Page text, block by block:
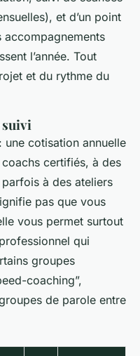
et d’un point
accompagnements
l’année. Tout
et du rythme du
suivi
cotisation annuelle
certifiés, à des
à des ateliers
pas que vous
vous permet surtout
qui
groupes
coaching”,
de parole entre